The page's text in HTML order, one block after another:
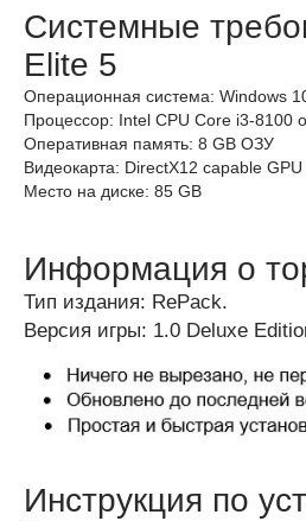
Системные
Elite 5
Операционная система: Windows
Процессор: Intel CPU Core i3-8100
Оперативная память: 8 GB ОЗУ
Видеокарта: DirectX12 capable
Место на диске: 85 GB
Информация о
Тип издания: RePack.
Версия игры: 1.0 Deluxe
Инструкция по